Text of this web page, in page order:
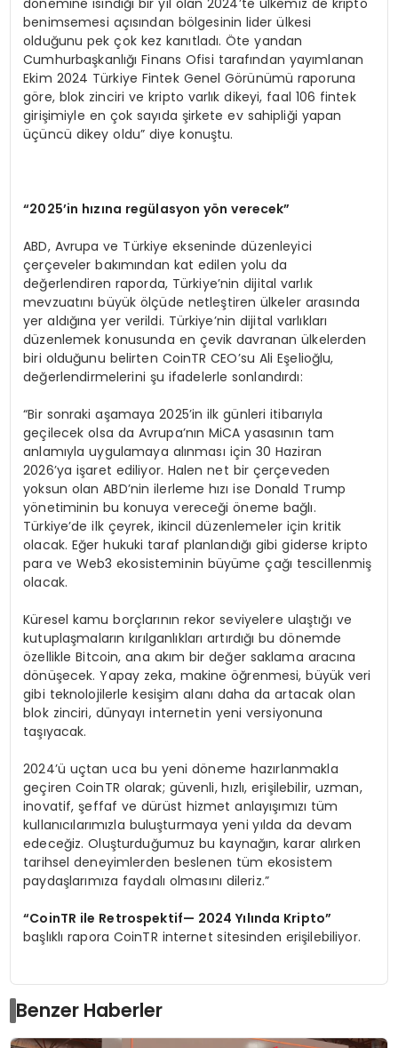
benimsemesi açısından bölgesinin lider ülkesi
olduğunu pek çok kez kanıtladı. Öte yandan
Cumhurbaşkanlığı Finans Ofisi tarafından yayımlanan
Ekim 2024 Türkiye Fintek Genel Görünümü raporuna
göre, blok zinciri ve kripto varlık dikeyi, faal 106 fintek
girişimiyle en çok sayıda şirkete ev sahipliği yapan
üçüncü dikey oldu” diye konuştu.
“2025’in hızına regülasyon yön verecek”
ABD, Avrupa ve Türkiye ekseninde düzenleyici
çerçeveler bakımından kat edilen yolu da
değerlendiren raporda, Türkiye’nin dijital varlık
mevzuatını büyük ölçüde netleştiren ülkeler arasında
yer aldığına yer verildi. Türkiye’nin dijital varlıkları
düzenlemek konusunda en çevik davranan ülkelerden
biri olduğunu belirten CoinTR CEO’su Ali Eşelioğlu,
değerlendirmelerini şu ifadelerle sonlandırdı:
“Bir sonraki aşamaya 2025’in ilk günleri itibarıyla
geçilecek olsa da Avrupa’nın MiCA yasasının tam
anlamıyla uygulamaya alınması için 30 Haziran
2026’ya işaret ediliyor. Halen net bir çerçeveden
yoksun olan ABD’nin ilerleme hızı ise Donald Trump
yönetiminin bu konuya vereceği öneme bağlı.
Türkiye’de ilk çeyrek, ikincil düzenlemeler için kritik
olacak. Eğer hukuki taraf planlandığı gibi giderse kripto
para ve Web3 ekosisteminin büyüme çağı tescillenmiş
olacak.
Küresel kamu borçlarının rekor seviyelere ulaştığı ve
kutuplaşmaların kırılganlıkları artırdığı bu dönemde
özellikle Bitcoin, ana akım bir değer saklama aracına
dönüşecek. Yapay zeka, makine öğrenmesi, büyük veri
gibi teknolojilerle kesişim alanı daha da artacak olan
blok zinciri, dünyayı internetin yeni versiyonuna
taşıyacak.
2024’ü uçtan uca bu yeni döneme hazırlanmakla
geçiren CoinTR olarak; güvenli, hızlı, erişilebilir, uzman,
inovatif, şeffaf ve dürüst hizmet anlayışımızı tüm
kullanıcılarımızla buluşturmaya yeni yılda da devam
edeceğiz. Oluşturduğumuz bu kaynağın, karar alırken
tarihsel deneyimlerden beslenen tüm ekosistem
paydaşlarımıza faydalı olmasını dileriz.”
“CoinTR ile Retrospektif— 2024 Yılında Kripto”
başlıklı rapora CoinTR internet sitesinden erişilebiliyor.
Benzer Haberler